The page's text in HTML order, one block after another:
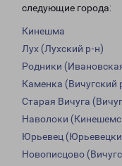
следующие города:
Кинешма
Лух (Лухский р-н)
Родники
Каменка (Вичугский
Старая Вичуга
Наволоки
Юрьевец
Новописцово